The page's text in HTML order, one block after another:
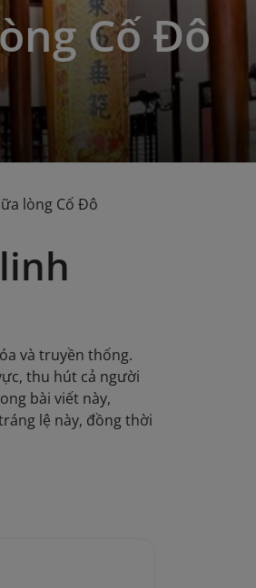
Cố Đô
lòng Cố Đô
và truyền thống.
thu hút cả người
bài viết này,
lệ này, đồng thời